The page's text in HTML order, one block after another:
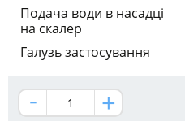
Подача води в насадці
на скалер
Галузь застосування